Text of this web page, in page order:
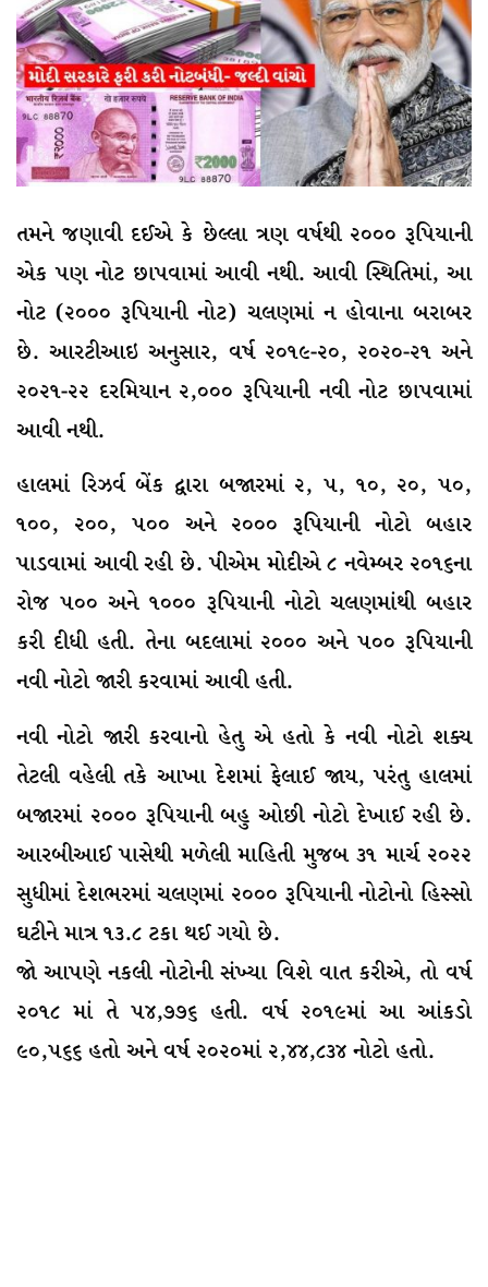
તમને જણાવી દઈએ કે છેલ્લા ત્રણ વર્ષથી ૨૦૦૦ રૂપિયાની
એક પણ નોટ છાપવામાં આવી નથી. આવી સ્થિતિમાં, આ
નોટ (૨૦૦૦ રૂપિયાની નોટ) ચલણમાં ન હોવાના બરાબર
છે. આરટીઆઇ અનુસાર, વર્ષ ૨૦૧૯-૨૦, ૨૦૨૦-૨૧ અને
૨૦૨૧-૨૨ દરમિયાન ૨,૦૦૦ રૂપિયાની નવી નોટ છાપવામાં
આવી નથી.
હાલમાં રિઝર્વ બેંક દ્વારા બજારમાં ૨, ૫, ૧૦, ૨૦, ૫૦,
૧૦૦, ૨૦૦, ૫૦૦ અને ૨૦૦૦ રૂપિયાની નોટો બહાર
પાડવામાં આવી રહી છે. પીએમ મોદીએ ૮ નવેમ્બર ૨૦૧૬ના
રોજ ૫૦૦ અને ૧૦૦૦ રૂપિયાની નોટો ચલણમાંથી બહાર
કરી દીધી હતી. તેના બદલામાં ૨૦૦૦ અને ૫૦૦ રૂપિયાની
નવી નોટો જારી કરવામાં આવી હતી.
નવી નોટો જારી કરવાનો હેતુ એ હતો કે નવી નોટો શક્ય
તેટલી વહેલી તકે આખા દેશમાં ફેલાઈ જાય, પરંતુ હાલમાં
બજારમાં ૨૦૦૦ રૂપિયાની બહુ ઓછી નોટો દેખાઈ રહી છે.
આરબીઆઈ પાસેથી મળેલી માહિતી મુજબ ૩૧ માર્ચ ૨૦૨૨
સુધીમાં દેશભરમાં ચલણમાં ૨૦૦૦ રૂપિયાની નોટોનો હિસ્સો
ઘટીને માત્ર ૧૩.૮ ટકા થઈ ગયો છે.
જાે આપણે નકલી નોટોની સંખ્યા વિશે વાત કરીએ, તો વર્ષ
૨૦૧૮ માં તે ૫૪,૭૭૬ હતી. વર્ષ ૨૦૧૯માં આ આંકડો
૯૦,૫૬૬ હતો અને વર્ષ ૨૦૨૦માં ૨,૪૪,૮૩૪ નોટો હતો.